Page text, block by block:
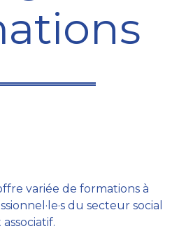
variée de formations à
du secteur social
associatif.